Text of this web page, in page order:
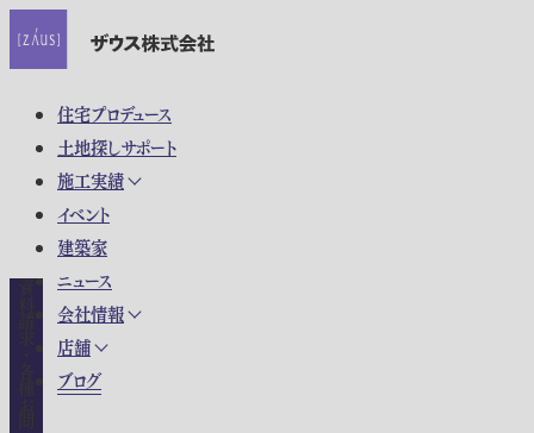
住宅プロデュース
土地探しサポート
施工実績
イベント
建築家
ニュース
会社情報
店舗
ブログ